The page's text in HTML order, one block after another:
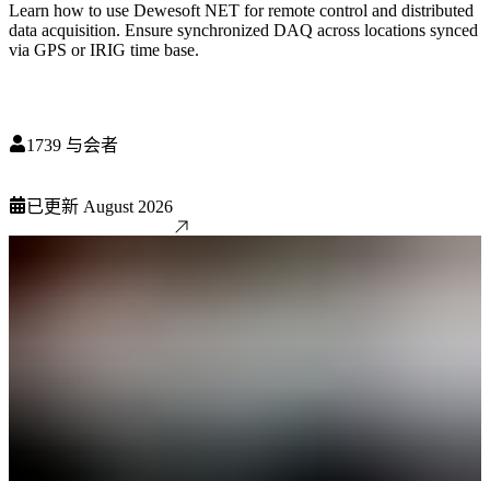
Learn how to use Dewesoft NET for remote control and distributed
data acquisition. Ensure synchronized DAQ across locations synced
via GPS or IRIG time base.
1739 与会者
已更新 August 2026